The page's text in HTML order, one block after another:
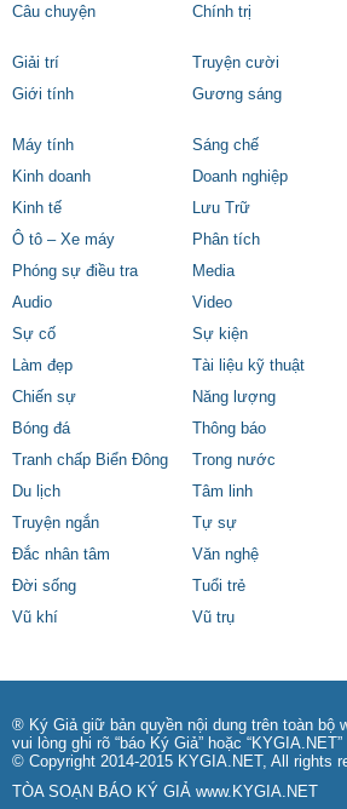
Câu chuyện
Chính trị
Giải trí
Truyện cười
Giới tính
Gương sáng
Máy tính
Sáng chế
Kinh doanh
Doanh nghiệp
Kinh tế
Lưu Trữ
Ô tô – Xe máy
Phân tích
Phóng sự điều tra
Media
Audio
Video
Sự cố
Sự kiện
Làm đẹp
Tài liệu kỹ thuật
Chiến sự
Năng lượng
Bóng đá
Thông báo
Tranh chấp Biển Đông
Trong nước
Du lịch
Tâm linh
Truyện ngắn
Tự sự
Đắc nhân tâm
Văn nghệ
Đời sống
Tuổi trẻ
Vũ khí
Vũ trụ
® Ký Giả giữ bản quyền nội dung trên toàn bộ
vui lòng ghi rõ “báo Ký Giả” hoặc “KYGIA.NET”
© Copyright 2014-2015 KYGIA.NET, All rights
TÒA SOẠN BÁO KÝ GIẢ www.KYGIA.NET